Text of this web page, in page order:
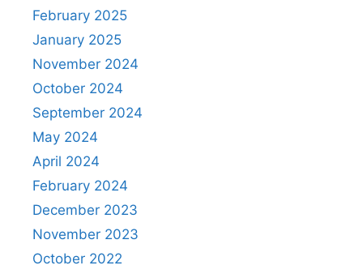
February 2025
January 2025
November 2024
October 2024
September 2024
May 2024
April 2024
February 2024
December 2023
November 2023
October 2022